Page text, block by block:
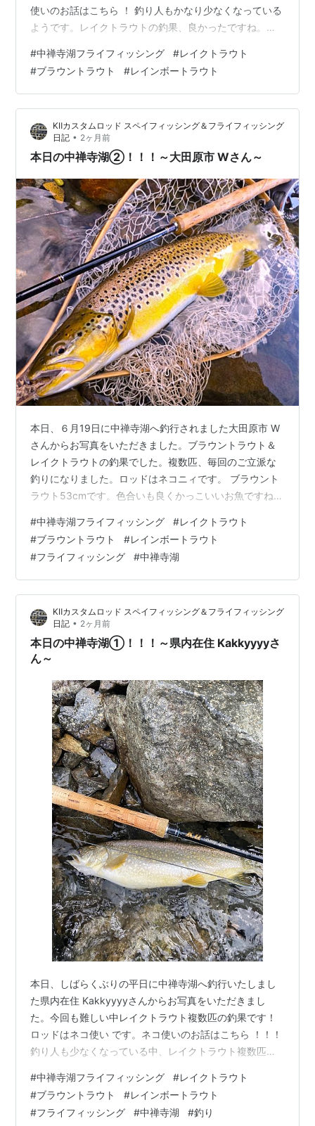
使いのお話はこちら ！ 釣り人もかなり少なくなっている
ようです。レイクトラウトの釣果、良かったですね。見
湖に行って来ました。夏の釣りにシフトチェンジして望
んだ今回｡台風の影響もさほどなく、相変わらず低い水位
でしたが、何とかレイクに遊んでもらいました｡これから
ますます厳しさが増しますが、また頑張ります。』との
ことです。夏の釣り方のノウハウはバッチリのKakkyyyy
さんですね。梅雨明…
#中禅寺湖フライフィッシング #レイクトラウト
#ブラウントラウト #レインボートラウト
KⅡカスタムロッド スペイフィッシング＆フライフィッシング
日記 • 2ヶ月前
本日の中禅寺湖②！！！～大田原市 Wさん～
本日、６月19日に中禅寺湖へ釣行されました大田原市 W
さんからお写真をいただきました。ブラウントラウト＆
レイクトラウトの釣果でした。複数匹、毎回のご立派な
釣りになりました。ロッドはネコニィです。 ブラウント
ラウト53cmです。色合いも良くかっこいいお魚ですね。
いただいました！レイクトラウトの写真も送っていただ
いております。 『端境期の中禅寺湖、良いサイズのレイ
クトラウトは岸際から抜けてしまったようです（深場に
移動）ブラウンはフライを追って、ピックアップ寸前に
ヒットしました。今後、雨により少しでも増水すれば、
チャンスがやって来ると思われます。…
#中禅寺湖フライフィッシング #レイクトラウト
#ブラウントラウト #レインボートラウト
#フライフィッシング #中禅寺湖
KⅡカスタムロッド スペイフィッシング＆フライフィッシング
日記 • 2ヶ月前
本日の中禅寺湖①！！！～県内在住 Kakkyyyyさ
ん～
本日、しばらくぶりの平日に中禅寺湖へ釣行いたしまし
た県内在住 Kakkyyyyさんからお写真をいただきまし
た。今回も難しい中レイクトラウト複数匹の釣果です！
ロッドはネコ使い です。ネコ使いのお話はこちら ！！！
釣り人も少なくなっている中、レイクトラウト複数匹、
状況は､水温高めで濁りもあり､あまり良くない状況でし
たが、サイズはさる事ながら、4匹のレイクトラウトと戯
れることができました。（1匹は写真撮影前に脱走）やは
#中禅寺湖フライフィッシング #レイクトラウト
#ブラウントラウト #レインボートラウト
#フライフィッシング #中禅寺湖 #釣り